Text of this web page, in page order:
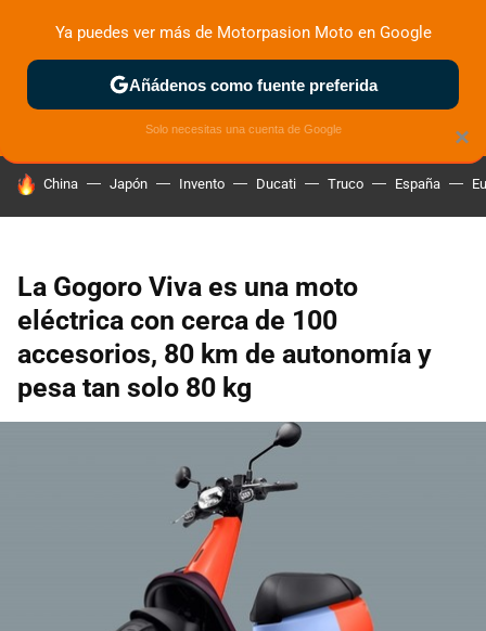
ZONA DE PRUEBAS DEPORTIVAS MOTOS ELÉCTRICAS
HOY SE HABLA DE
China Japón Invento Ducati Truco España
La Gogoro Viva es una moto
eléctrica con cerca de 100
accesorios, 80 km de autonomía y
pesa tan solo 80 kg
×
Ya puedes ver más de Motorpasion Moto en Google
Añádenos como fuente preferida
Solo necesitas una cuenta de Google